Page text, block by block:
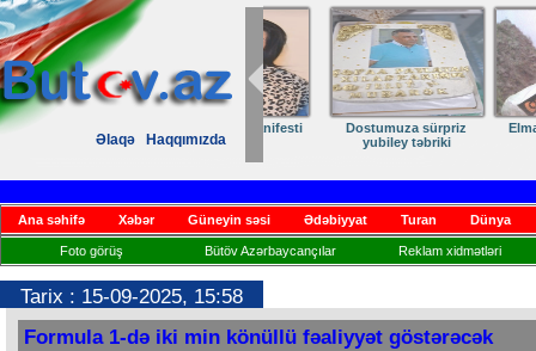
Əlaqə Haqqımızda
Dostumuza sürpriz
yubiley təbriki
Elmanın öz
Ana səhifə Xəbər Güneyin səsi Ədəbiyyat Turan Dünya
Foto görüş Bütöv Azərbaycançılar Reklam xidmətləri
Tarix : 15-09-2025, 15:58
Formula 1-də iki min könüllü fəaliyyət göstərəcək